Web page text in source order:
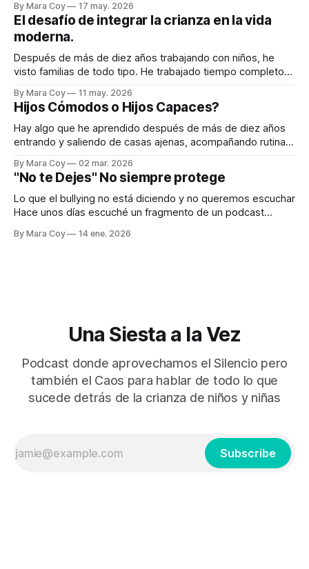
que realmente no “necesitaba” más ayuda para sobrevivir,
pero que honestamente le haría bien: a su relación, a su
descanso, a
By Mara Coy 17 may. 2026
El desafío de integrar la crianza en la vida
moderna.
Después de más de diez años trabajando con niños, he
visto familias de todo tipo. He trabajado tiempo completo
sostienen profundamente la formación emocional y humana
de sus hijos. Y también he trabajado medio tiempo con
By Mara Coy 11 may. 2026
Hijos Cómodos o Hijos Capaces?
Hay algo que he aprendido después de más de diez años
entrando y saliendo de casas ajenas, acompañando rutinas
maternidad moderna está cansada. Lo digo con respeto. Lo
digo con cariño. Lo digo porque lo he visto de
By Mara Coy 02 mar. 2026
"No te Dejes" No siempre protege
Lo que el bullying no está diciendo y no queremos escuchar
Hace unos días escuché un fragmento de un podcast
dicho a sus hijos la frase: “Si te pegan, pégales.” Todas
By Mara Coy 14 ene. 2026
Una Siesta a la Vez
Podcast donde aprovechamos el Silencio pero
también el Caos para hablar de todo lo que
sucede detrás de la crianza de niños y niñas
Subscribe